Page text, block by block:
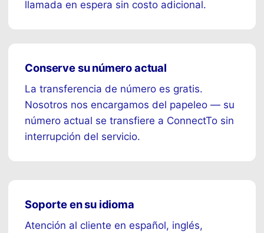
llamada en espera sin costo adicional.
Conserve su número actual
La transferencia de número es gratis.
Nosotros nos encargamos del papeleo — su
número actual se transfiere a ConnectTo sin
interrupción del servicio.
Soporte en su idioma
Atención al cliente en español, inglés,